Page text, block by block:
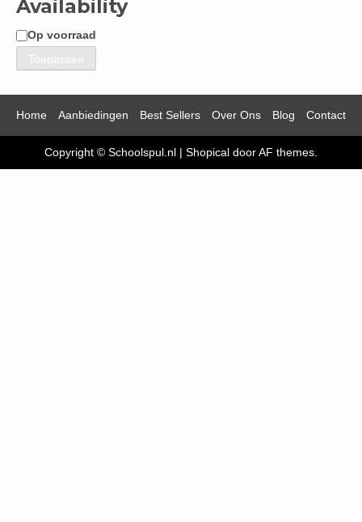
Availability
Beschikbaarheid
Op voorraad
Toepassen
Home Aanbiedingen Best Sellers Over Ons Blog Contact
Copyright © Schoolspul.nl | Shopical door AF themes.